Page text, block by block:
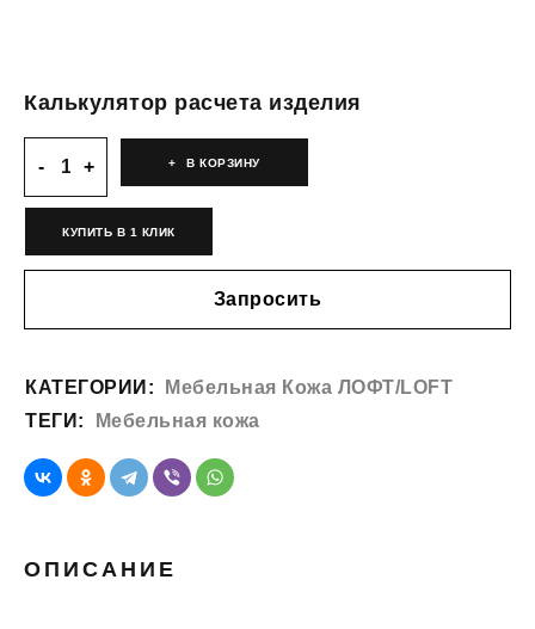
Калькулятор расчета изделия
В КОРЗИНУ
КУПИТЬ В 1 КЛИК
Запросить
КАТЕГОРИИ:
Мебельная Кожа ЛОФТ/LOFT
ТЕГИ:
Мебельная кожа
ОПИСАНИЕ